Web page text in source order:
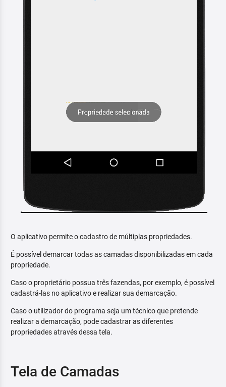
O aplicativo permite o cadastro de múltiplas propriedades.
É possível demarcar todas as camadas disponibilizadas em cada
propriedade.
Caso o proprietário possua três fazendas, por exemplo, é possível
cadastrá-las no aplicativo e realizar sua demarcação.
Caso o utilizador do programa seja um técnico que pretende
realizar a demarcação, pode cadastrar as diferentes
propriedades através dessa tela.
Tela de Camadas